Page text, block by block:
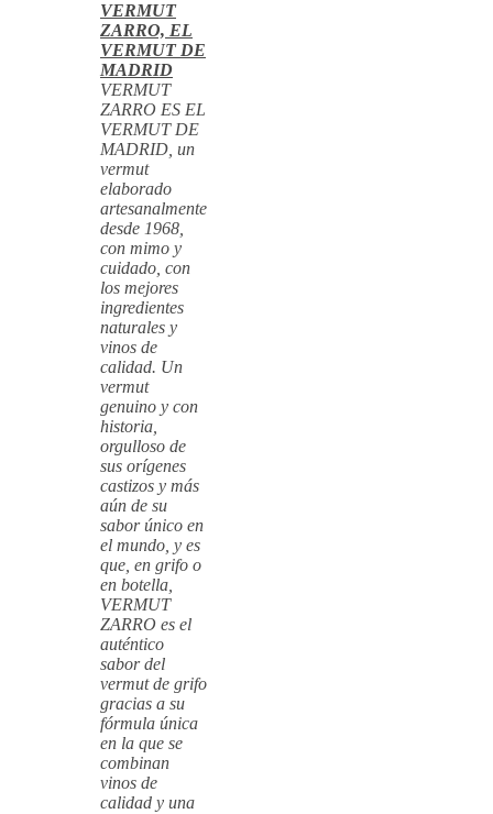
VERMUT
ZARRO, EL
VERMUT DE
MADRID
VERMUT
ZARRO ES EL
VERMUT DE
MADRID, un
vermut
elaborado
artesanalmente
desde 1968,
con mimo y
cuidado, con
los mejores
ingredientes
naturales y
vinos de
calidad. Un
vermut
genuino y con
historia,
orgulloso de
sus orígenes
castizos y más
aún de su
sabor único en
el mundo, y es
que, en grifo o
en botella,
VERMUT
ZARRO es el
auténtico
sabor del
vermut de grifo
gracias a su
fórmula única
en la que se
combinan
vinos de
calidad y una